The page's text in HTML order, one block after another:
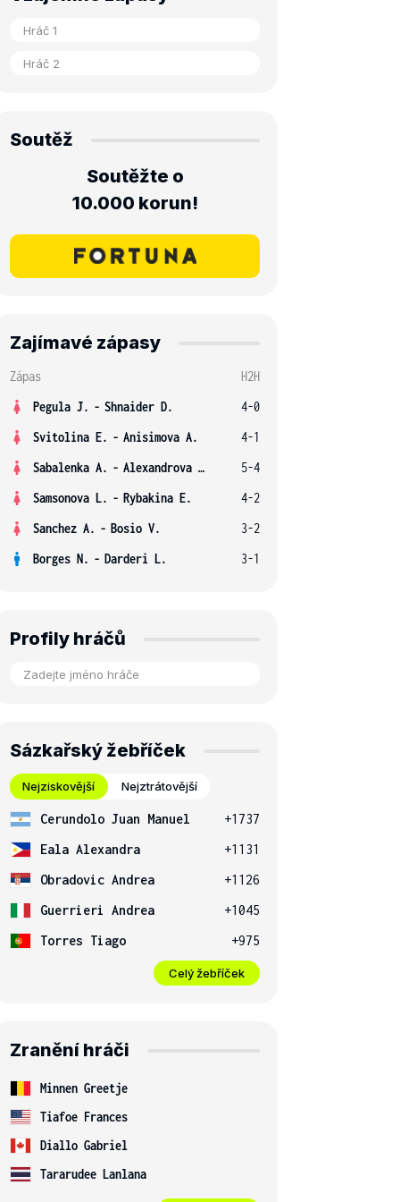
Soutěž
Soutěžte o
10.000 korun!
Zajímavé zápasy
Zápas
H2H
Pegula J. - Shnaider D.
4-0
Svitolina E. - Anisimova A.
4-1
Sabalenka A. - Alexandrova E.
5-4
Samsonova L. - Rybakina E.
4-2
Sanchez A. - Bosio V.
3-2
Borges N. - Darderi L. 3-1
Profily hráčů
Sázkařský žebříček
Nejziskovější Nejztrátovější
Cerundolo Juan Manuel
+1737
Eala Alexandra
+1131
Obradovic Andrea
+1126
Guerrieri Andrea
+1045
Torres Tiago
+975
Celý žebříček
Zranění hráči
Minnen Greetje
Tiafoe Frances
Diallo Gabriel
Tararudee Lanlana